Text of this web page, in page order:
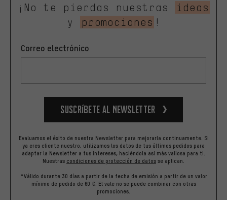
¡No te pierdas nuestras
ideas
y
promociones !
Correo electrónico
Suscríbete al newsletter
Evaluamos el éxito de nuestra Newsletter para mejorarla continuamente. Si
ya eres cliente nuestro, utilizamos los datos de tus últimos pedidos para
adaptar la Newsletter a tus intereses, haciéndola así más valiosa para ti.
Nuestras condiciones de protección de datos se aplican.
*Válido durante 30 días a partir de la fecha de emisión a partir de un valor
mínimo de pedido de 60 €. El vale no se puede combinar con otras
promociones.